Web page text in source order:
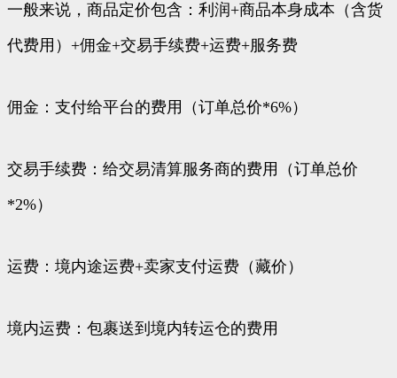
一般来说，商品定价包含：利润+商品本身成本（含货
代费用）+佣金+交易手续费+运费+服务费
佣金：支付给平台的费用（订单总价*6%）
交易手续费：给交易清算服务商的费用（订单总价
*2%）
运费：境内途运费+卖家支付运费（藏价）
境内运费：包裹送到境内转运仓的费用